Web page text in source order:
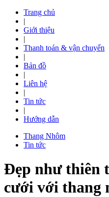
Trang chủ
|
Giới thiệu
|
Thanh toán & vận chuyển
|
Bản đồ
|
Liên hệ
|
Tin tức
|
Hướng dẫn
Thang Nhôm
Tin tức
Đẹp như thiên
cưới với thang